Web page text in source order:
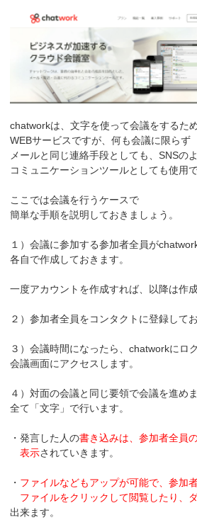
chatworkは、文字を使って会議をするた
WEBサービスですが、何も会議に限らず
メールと同じ連絡手段としても、SNSの
コミュニケーションツールとしても使用で
ここでは会議を行うケースで
簡単な手順を説明しておきましょう。
１）会議に参加する参加者全員が
各自で作成しておきます。
一度アカウントを作成すれば、以降は作
２）参加者全員をコンタクトに登録してお
３）会議時間になったら、chatworkにロ
会議画面にアクセスします。
４）対面の会議と同じ要領で会議を進めま
全て「文字」で行います。
・発言した人の書き込みは、参加者全員
表示されていきます。
・ ファイルなどもアップが可能で、参加
ファイルをクリックして閲覧したり、
出来ます。